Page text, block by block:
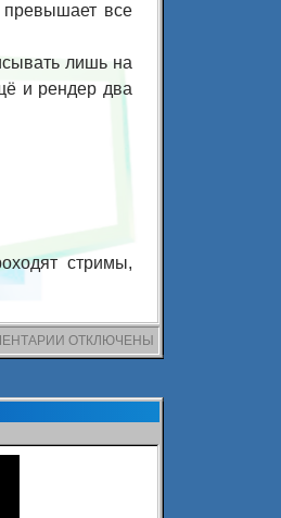
превышает все
лишь на
и рендер два
стримы,
К
ЗАПИСИ
ПЕРВЫЙ
ОТКЛЮЧЕНЫ